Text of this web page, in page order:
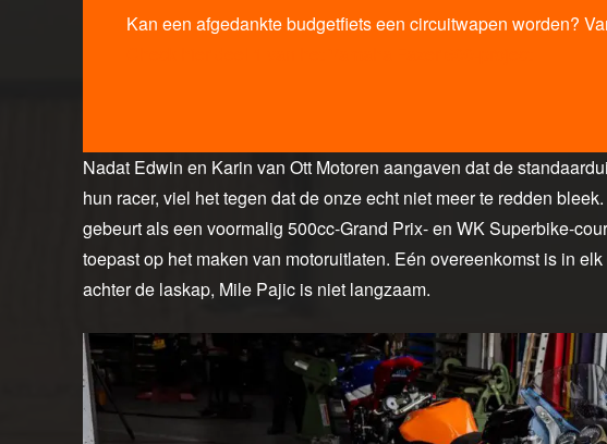
Kan een afgedankte budgetfiets een circuitwapen worden?
Nadat Edwin en Karin van Ott Motoren aangaven dat de
hun racer, viel het tegen dat de onze echt niet meer te redden
gebeurt als een voormalig 500cc-Grand Prix- en WK Superbike-
toepast op het maken van motoruitlaten. Eén overeenkomst is in
achter de laskap, Mile Pajic is niet langzaam.